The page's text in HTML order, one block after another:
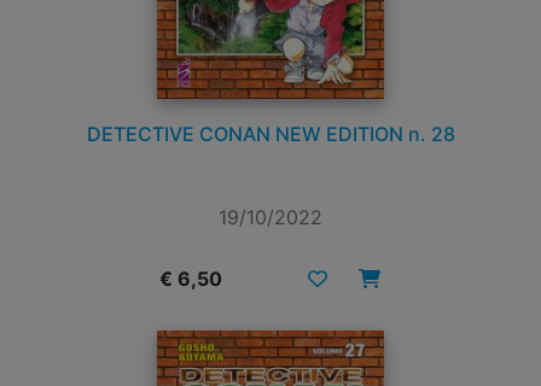
DETECTIVE CONAN NEW EDITION n. 28
19/10/2022
€ 6,50